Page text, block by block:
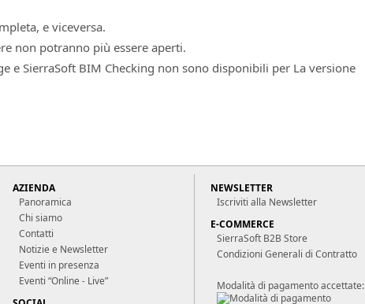
e viceversa.
non potranno più essere aperti.
e SierraSoft BIM Checking non sono disponibili per La versione
AZIENDA
Panoramica
Chi siamo
Contatti
Notizie e Newsletter
Eventi in presenza
Eventi “Online - Live”
NEWSLETTER
Iscriviti alla Newsletter
E-COMMERCE
SierraSoft B2B Store
Condizioni Generali di Contratto
Modalità di pagamento accettate: